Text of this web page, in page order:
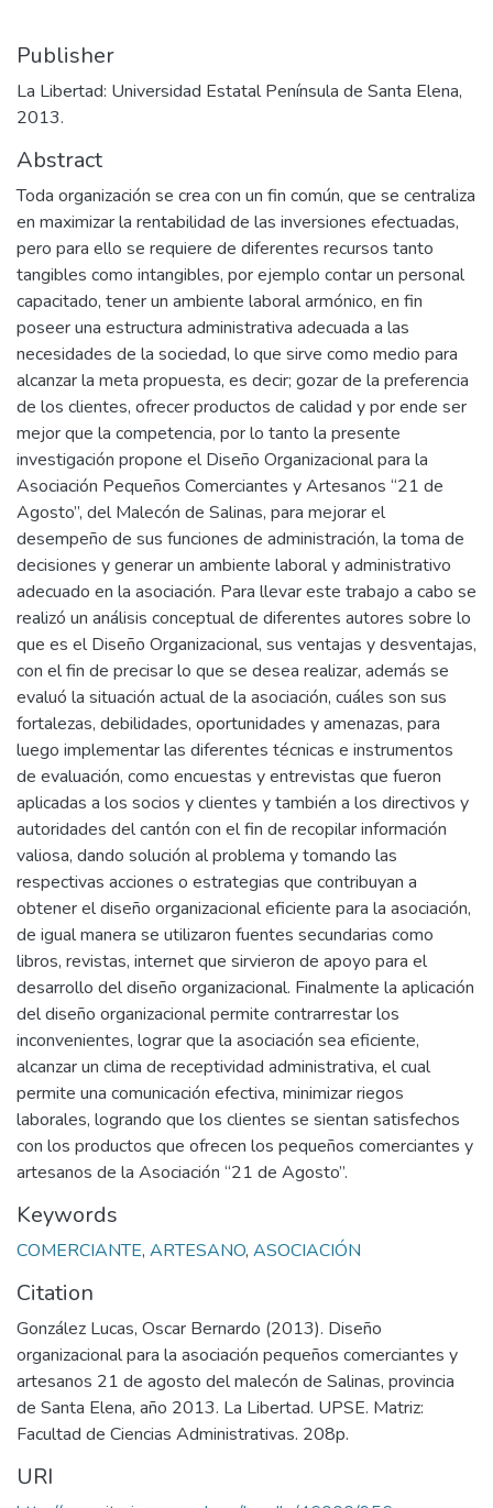
Publisher
La Libertad: Universidad Estatal Península de Santa Elena,
2013.
Abstract
Toda organización se crea con un fin común, que se centraliza
en maximizar la rentabilidad de las inversiones efectuadas,
pero para ello se requiere de diferentes recursos tanto
tangibles como intangibles, por ejemplo contar un personal
capacitado, tener un ambiente laboral armónico, en fin
poseer una estructura administrativa adecuada a las
necesidades de la sociedad, lo que sirve como medio para
alcanzar la meta propuesta, es decir; gozar de la preferencia
de los clientes, ofrecer productos de calidad y por ende ser
mejor que la competencia, por lo tanto la presente
investigación propone el Diseño Organizacional para la
Asociación Pequeños Comerciantes y Artesanos “21 de
Agosto”, del Malecón de Salinas, para mejorar el
desempeño de sus funciones de administración, la toma de
decisiones y generar un ambiente laboral y administrativo
adecuado en la asociación. Para llevar este trabajo a cabo se
realizó un análisis conceptual de diferentes autores sobre lo
que es el Diseño Organizacional, sus ventajas y desventajas,
con el fin de precisar lo que se desea realizar, además se
evaluó la situación actual de la asociación, cuáles son sus
fortalezas, debilidades, oportunidades y amenazas, para
luego implementar las diferentes técnicas e instrumentos
de evaluación, como encuestas y entrevistas que fueron
aplicadas a los socios y clientes y también a los directivos y
autoridades del cantón con el fin de recopilar información
valiosa, dando solución al problema y tomando las
respectivas acciones o estrategias que contribuyan a
obtener el diseño organizacional eficiente para la asociación,
de igual manera se utilizaron fuentes secundarias como
libros, revistas, internet que sirvieron de apoyo para el
desarrollo del diseño organizacional. Finalmente la aplicación
del diseño organizacional permite contrarrestar los
inconvenientes, lograr que la asociación sea eficiente,
alcanzar un clima de receptividad administrativa, el cual
permite una comunicación efectiva, minimizar riegos
laborales, logrando que los clientes se sientan satisfechos
con los productos que ofrecen los pequeños comerciantes y
artesanos de la Asociación “21 de Agosto”.
Keywords
COMERCIANTE, ARTESANO, ASOCIACIÓN
Citation
González Lucas, Oscar Bernardo (2013). Diseño
organizacional para la asociación pequeños comerciantes y
artesanos 21 de agosto del malecón de Salinas, provincia
de Santa Elena, año 2013. La Libertad. UPSE. Matriz:
Facultad de Ciencias Administrativas. 208p.
URI